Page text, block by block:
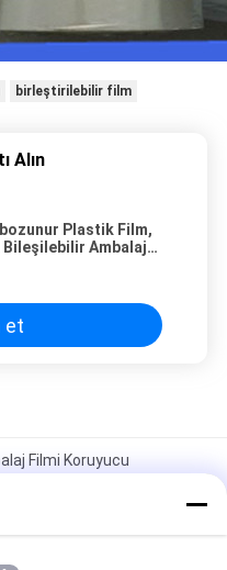
birleştirilebilir film
Alın
Plastik Film,
Bileşilebilir Ambalaj
et
Filmi Koruyucu
Artık Isı Yalıtımı Yok